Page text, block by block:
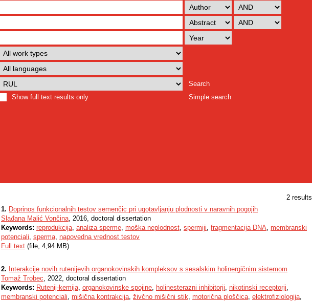
Search
Show full text results only
Simple search
2 results
1. Doprinos funkcionalnih testov semenčic pri ugotavljanju plodnosti v naravnih pogojih
Slađana Malić Vončina, 2016, doctoral dissertation
Keywords: reprodukcija, analiza sperme, moška neplodnost, spermiji, fragmentacija DNA, membranski
potenciali, sperma, napovedna vrednost testov
Full text (file, 4,94 MB)
2. Interakcije novih rutenijevih organokovinskih kompleksov s sesalskim holinergičnim sistemom
Tomaž Trobec, 2022, doctoral dissertation
Keywords: Rutenij-kemija, organokovinske spojine, holinesterazni inhibitorji, nikotinski receptorji,
membranski potenciali, mišična kontrakcija, živčno mišični stik, motorična ploščica, elektrofiziologija,